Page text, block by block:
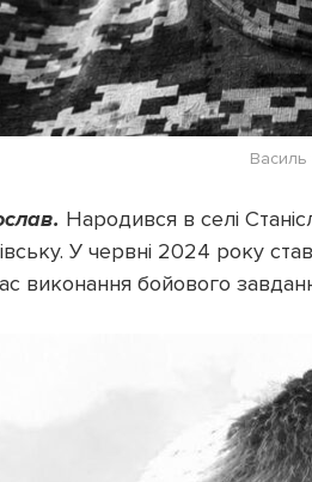
Народився в селі
У червні 2024 року
виконання бойового